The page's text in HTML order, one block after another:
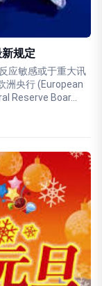
规定
应敏感或于重大讯
洲央行 (European
Reserve Boar...